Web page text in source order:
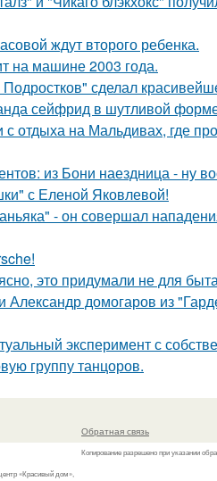
ждут второго ребенка.
на машине 2003 года.
сделал
сейфрид в шутливой форме
отдыха на Мальдивах, где
из Бони наездница - ну
с Еленой Яковлевой!
- он совершал
это придумали не для
домогаров из
эксперимент с
группу танцоров.
«Красивый дом»,
Обратная связь
Копирование разрешено при указании